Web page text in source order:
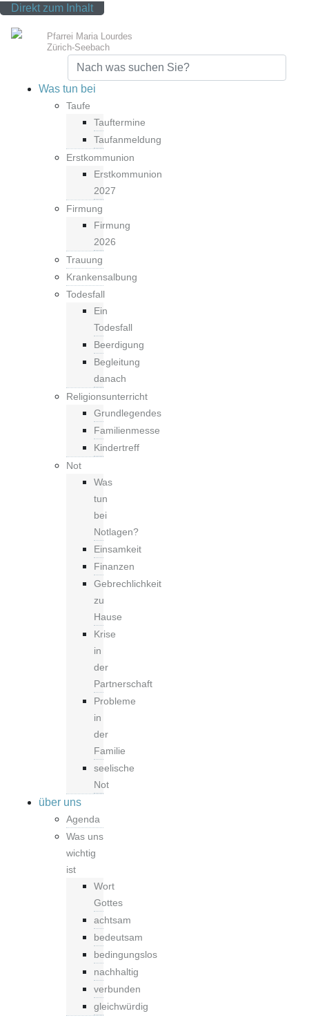
Direkt zum Inhalt
Pfarrei Maria Lourdes
Zürich-Seebach
Top Service Menu
Kontakt Newsletter
Was tun bei
Taufe
Tauftermine
Taufanmeldung
Erstkommunion
Erstkommunion
2027
Firmung
Firmung
2026
Trauung
Krankensalbung
Todesfall
Ein
Todesfall
Beerdigung
Begleitung
danach
Religionsunterricht
Grundlegendes
Familienmesse
Kindertreff
Not
Was
tun
bei
Notlagen?
Einsamkeit
Finanzen
Gebrechlichkeit
zu
Hause
Krise
in
der
Partnerschaft
Probleme
in
der
Familie
seelische
Not
über uns
Agenda
Was uns
wichtig
ist
Wort
Gottes
achtsam
bedeutsam
bedingungslos
nachhaltig
verbunden
gleichwürdig